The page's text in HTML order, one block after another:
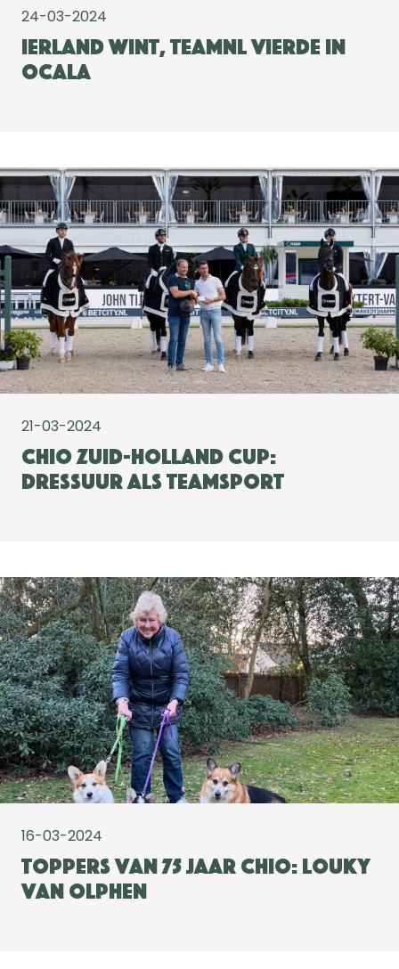
24-03-2024
Ierland wint, TeamNL vierde in
Ocala
21-03-2024
CHIO Zuid-Holland Cup:
dressuur als teamsport
16-03-2024
Toppers van 75 jaar CHIO: Louky
van Olphen